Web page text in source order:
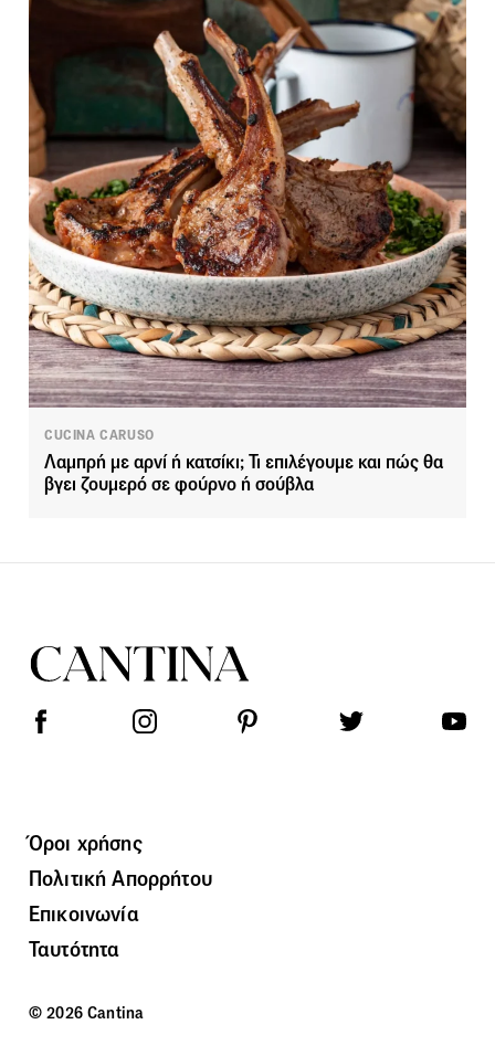
CUCINA CARUSO
Λαμπρή με αρνί ή κατσίκι; Τι επιλέγουμε και πώς θα
βγει ζουμερό σε φούρνο ή σούβλα
Όροι χρήσης
Πολιτική Απορρήτου
Επικοινωνία
Ταυτότητα
© 2026 Cantina